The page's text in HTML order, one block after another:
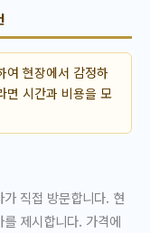
여 현장에서 감정하
면 시간과 비용을 모
직접 방문합니다. 현
제시합니다. 가격에